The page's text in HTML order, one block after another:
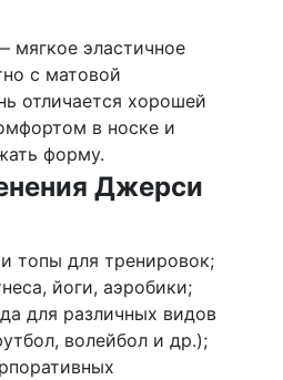
мягкое эластичное
с матовой
отличается хорошей
в носке и
форму.
Джерси
топы для тренировок;
йоги, аэробики;
для различных видов
волейбол и др.);